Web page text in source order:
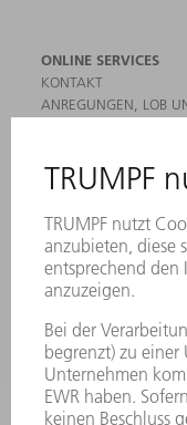
ONLINE SERVICES
KONTAKT
ANREGUNGEN, LOB
NEWSLETTER-
MYTRUMPF
HÄNDLERSUCHE
PRODUKTE
MASCHINEN &
ELEKTROWERKZEUGE
SMART FACTORY
SOFTWARE
SERVICES